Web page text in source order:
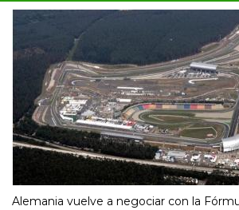
Alemania vuelve a negociar con la